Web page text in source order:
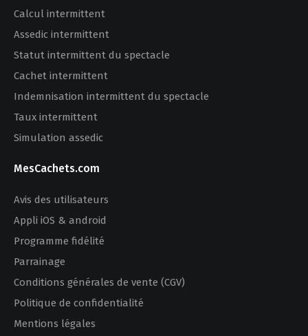
Calcul intermittent
Assedic intermittent
Statut intermittent du spectacle
Cachet intermittent
Indemnisation intermittent du spectacle
Taux intermittent
Simulation assedic
MesCachets.com
Avis des utilisateurs
Appli iOS & android
Programme fidélité
Parrainage
Conditions générales de vente (CGV)
Politique de confidentialité
Mentions légales